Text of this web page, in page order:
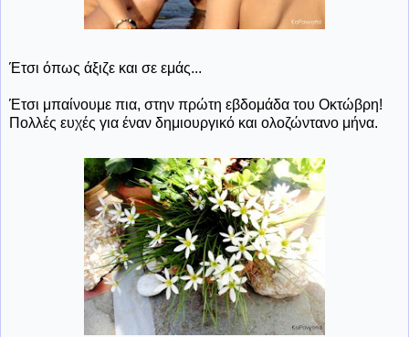
Έτσι όπως άξιζε και σε εμάς...
Έτσι μπαίνουμε πια, στην πρώτη εβδομάδα του Οκτώβρη!
Πολλές ευχές για έναν δημιουργικό και ολοζώντανο μήνα.